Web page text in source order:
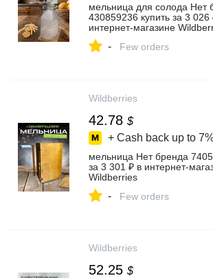
мельница для солода Нет
430859236 купить за 3 026
интернет‑магазине
- Few orders
Wildberries
42.78 $
+ Cash back up to
мельница Нет бренда
за 3 301 ₽ в
Wildberries
- Few orders
Wildberries
52.25 $